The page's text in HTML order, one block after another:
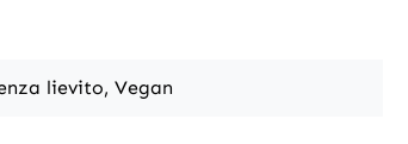
lievito, Vegan